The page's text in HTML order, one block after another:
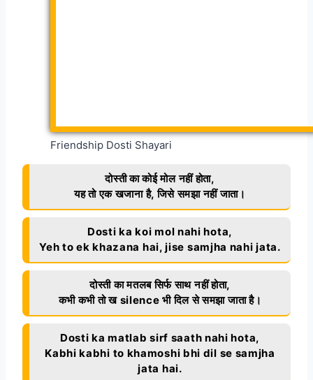
Friendship Dosti Shayari
दोस्ती का कोई मोल नहीं होता,
यह तो एक खजाना है, जिसे समझा नहीं जाता।
Dosti ka koi mol nahi hota,
Yeh to ek khazana hai, jise samjha nahi jata.
दोस्ती का मतलब सिर्फ साथ नहीं होता,
कभी कभी तो ख silence भी दिल से समझा जाता है।
Dosti ka matlab sirf saath nahi hota,
Kabhi kabhi to khamoshi bhi dil se samjha
jata hai.